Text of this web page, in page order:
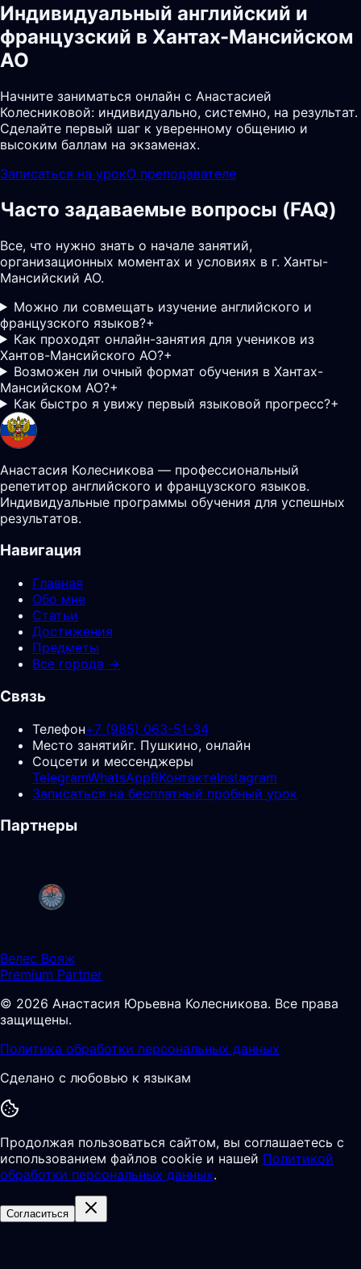
Индивидуальный английский и
французский в Хантах-Мансийском
АО
Начните заниматься онлайн с Анастасией
Колесниковой: индивидуально, системно, на результат.
Сделайте первый шаг к уверенному общению и
высоким баллам на экзаменах.
Записаться на урокО преподавателе
Часто задаваемые вопросы (FAQ)
Все, что нужно знать о начале занятий,
организационных моментах и условиях в г. Ханты-
Мансийский АО.
Можно ли совмещать изучение английского и
французского языков?+
Как проходят онлайн-занятия для учеников из
Хантов-Мансийского АО?+
Возможен ли очный формат обучения в Хантах-
Мансийском АО?+
Как быстро я увижу первый языковой прогресс?+
Анастасия Колесникова — профессиональный
репетитор английского и французского языков.
Индивидуальные программы обучения для успешных
результатов.
Навигация
Главная
Обо мне
Статьи
Достижения
Предметы
Все города →
Связь
Телефон+7 (985) 063-51-34
Место занятийг. Пушкино, онлайн
Соцсети и мессенджеры
TelegramWhatsAppВКонтактеInstagram
Записаться на бесплатный пробный урок
Партнеры
Велес Вояж
Premium Partner
© 2026 Анастасия Юрьевна Колесникова. Все права
защищены.
Политика обработки персональных данных
Сделано с любовью к языкам
Продолжая пользоваться сайтом, вы соглашаетесь с
использованием файлов cookie и нашей Политикой
обработки персональных данных.
Согласиться